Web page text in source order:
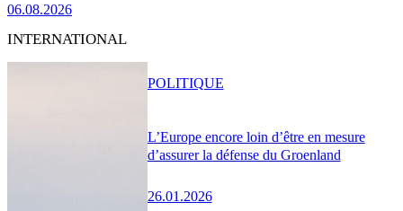
06.08.2026
INTERNATIONAL
L’Europe encore loin d’être en mesure
d’assurer la défense du Groenland
26.01.2026
POLITIQUE